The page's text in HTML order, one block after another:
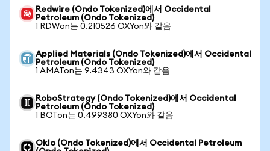
Redwire (Ondo Tokenized)에서 Occidental
Petroleum (Ondo Tokenized)
1 RDWon는 0.210526 OXYon와 같음
Applied Materials (Ondo Tokenized)에서 Occidental
Petroleum (Ondo Tokenized)
1 AMATon는 9.4343 OXYon와 같음
RoboStrategy (Ondo Tokenized)에서 Occidental
Petroleum (Ondo Tokenized)
1 BOTon는 0.499380 OXYon와 같음
Oklo (Ondo Tokenized)에서 Occidental Petroleum